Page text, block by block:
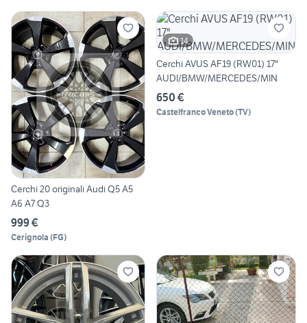
Cerchi 20 originali Audi Q5 A5
A6 A7 Q3
999 €
Cerignola (FG)
14
Cerchi AVUS AF19 (RW01) 17"
AUDI/BMW/MERCEDES/MIN
650 €
Castelfranco Veneto(TV)